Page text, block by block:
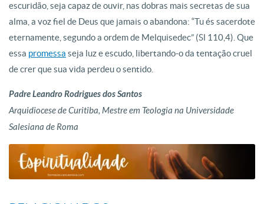
escuridão, seja capaz de ouvir, nas dobras mais secretas de sua
alma, a voz fiel de Deus que jamais o abandona: “Tu és sacerdote
eternamente, segundo a ordem de Melquisedec” (Sl 110,4). Que
essa promessa seja luz e escudo, libertando-o da tentação cruel
de crer que sua vida perdeu o sentido.
Padre Leandro Rodrigues dos Santos
Arquidiocese de Curitiba,Mestre em Teologia na Universidade
Salesiana de Roma